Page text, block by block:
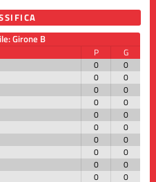
Girone B
P
G
0
0
0
0
0
0
0
0
0
0
0
0
0
0
0
0
0
0
0 0